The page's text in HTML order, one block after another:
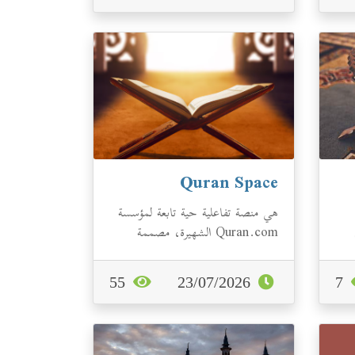
Quran Space
هي منصة تفاعلية حية تابعة لمؤسسة
Quran.com الشهيرة، مصممة
لإنشاء حلقات علمية وافتراضية
جماعية لتلاوة...